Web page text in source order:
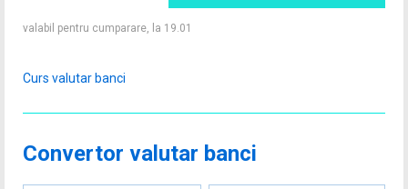
valabil pentru cumparare, la 19.01
Curs valutar banci
Convertor valutar banci